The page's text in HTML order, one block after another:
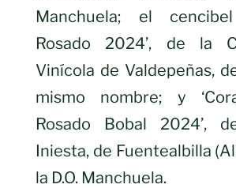
Manchuela; el cencibel
Rosado 2024’, de la
Vinícola de Valdepeñas,
mismo nombre; y
Rosado Bobal 2024’,
Iniesta, de Fuentealbilla
la D.O. Manchuela.